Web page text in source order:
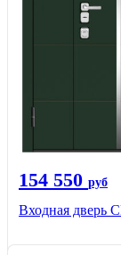
154 550 руб
Входная дверь